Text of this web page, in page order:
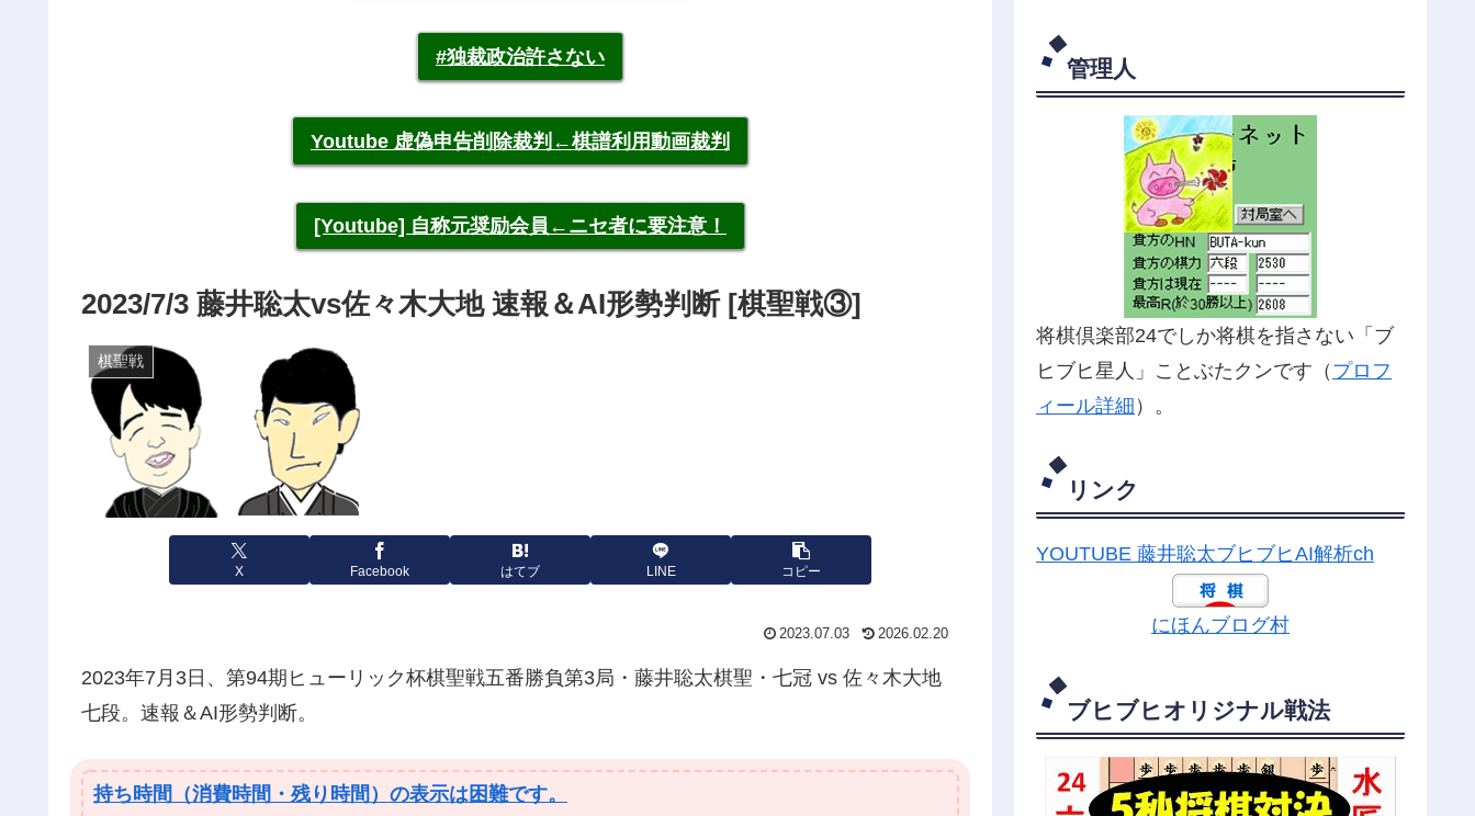
#独裁政治許さない
Youtube 虚偽申告削除裁判←棋譜利用動画裁判
[Youtube] 自称元奨励会員←ニセ者に要注意！
2023/7/3 藤井聡太vs佐々木大地 速報＆AI形勢判断 [棋聖戦③]
棋聖戦
X Facebook はてブ LINE コピー
2023.07.03 2026.02.20
2023年7月3日、第94期ヒューリック杯棋聖戦五番勝負第3局・藤井聡太棋聖・七冠 vs 佐々木大地
七段。速報＆AI形勢判断。
持ち時間（消費時間・残り時間）の表示は困難です。
管理人
将棋倶楽部24でしか将棋を指さない「ブ
ヒブヒ星人」ことぶたクンです（ プロフ
ィール詳細 ）。
リンク
YOUTUBE 藤井聡太ブヒブヒAI解析ch
にほんブログ村
ブヒブヒオリジナル戦法